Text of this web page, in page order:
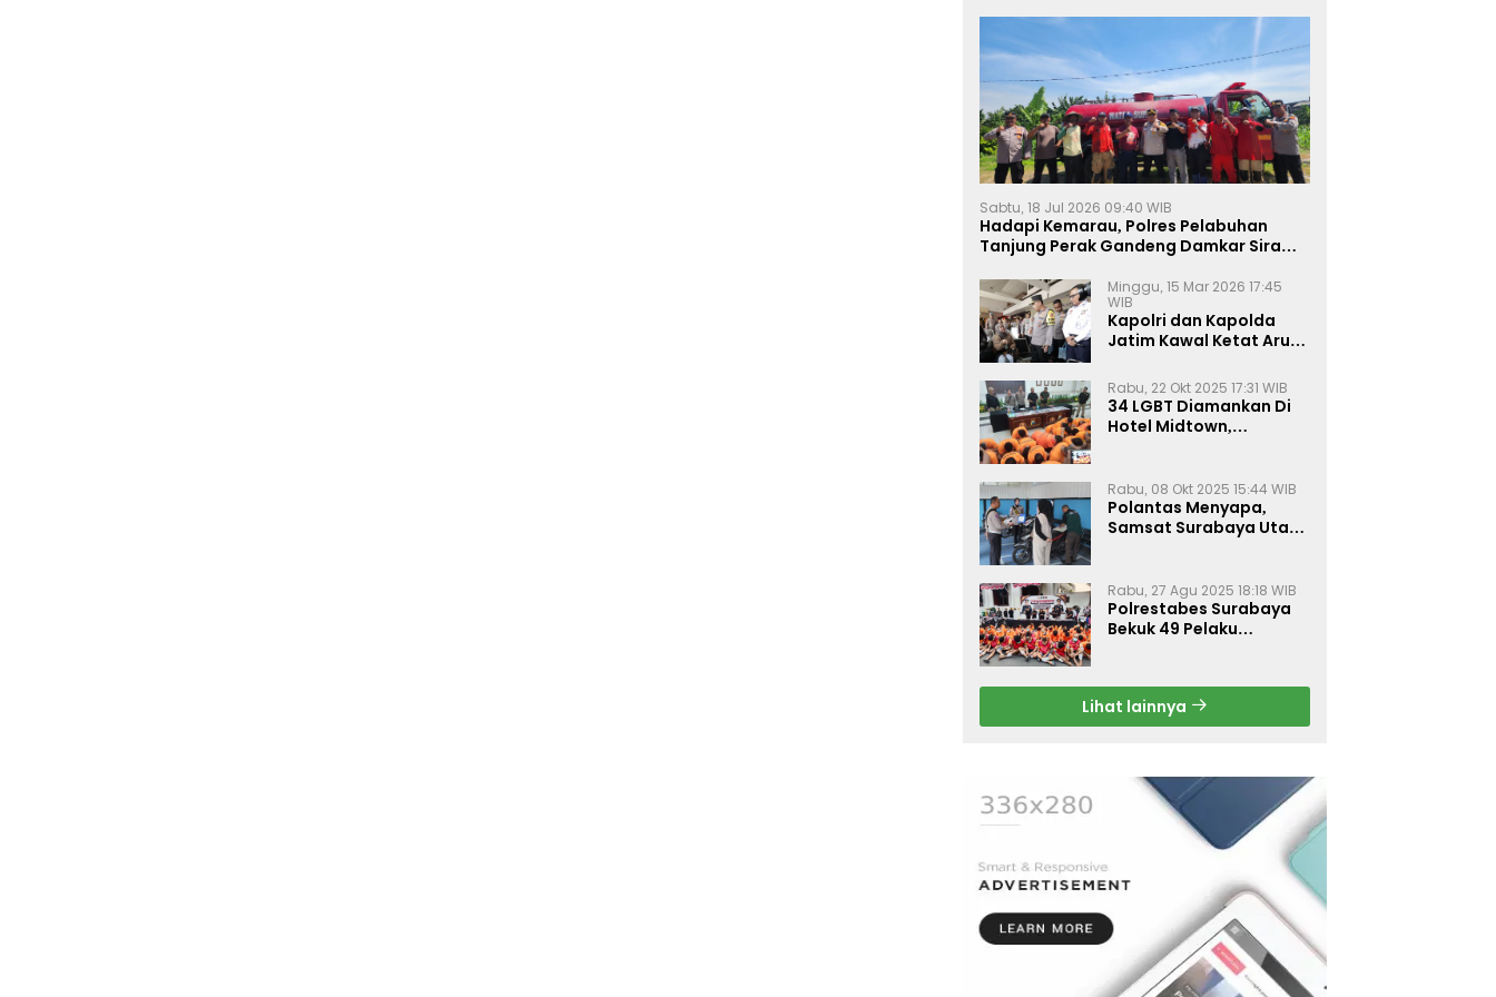
Sabtu, 18 Jul 2026 09:40 WIB
Hadapi Kemarau, Polres Pelabuhan
Tanjung Perak Gandeng Damkar Siram
Minggu, 15 Mar 2026 17:45
WIB
Kapolri dan Kapolda
Jatim Kawal Ketat Arus
Rabu, 22 Okt 2025 17:31 WIB
34 LGBT Diamankan Di
Hotel Midtown,
Rabu, 08 Okt 2025 15:44 WIB
Polantas Menyapa,
Samsat Surabaya Utara
Rabu, 27 Agu 2025 18:18 WIB
Polrestabes Surabaya
Bekuk 49 Pelaku
Gratis
Lihat lainnya